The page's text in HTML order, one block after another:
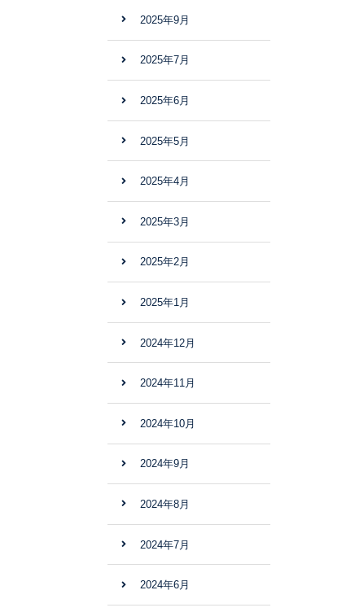
2025年9月
2025年7月
2025年6月
2025年5月
2025年4月
2025年3月
2025年2月
2025年1月
2024年12月
2024年11月
2024年10月
2024年9月
2024年8月
2024年7月
2024年6月